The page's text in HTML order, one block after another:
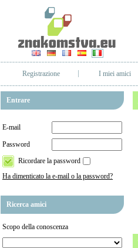
Registrazione I miei amici
Entrare
E-mail
Password
Ricordare la password
Ha dimenticato la e-mail o la password?
Ricerca amici
Scopo della conoscenza